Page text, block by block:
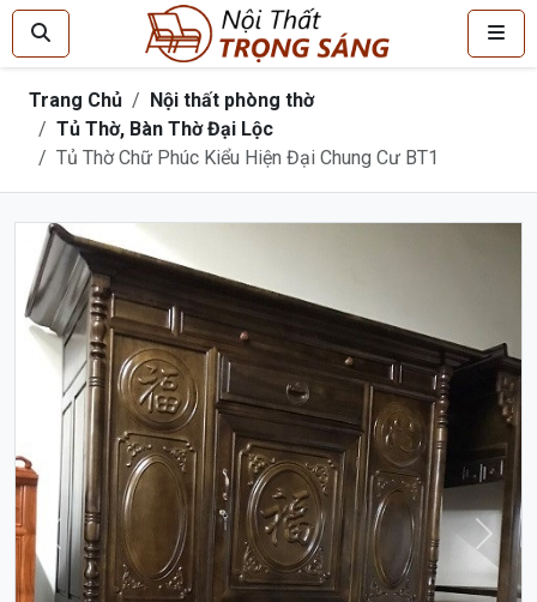
Trang Chủ
Nội thất phòng thờ
Tủ Thờ, Bàn Thờ Đại Lộc
Tủ Thờ Chữ Phúc Kiểu Hiện Đại Chung Cư BT1
Trước Sau